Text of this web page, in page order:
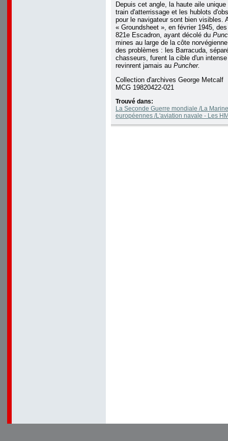
Depuis cet angle, la haute aile
train d'atterrissage et les hublots
pour le navigateur sont bien visibles.
« Groundsheet », en février 1945,
821e Escadron, ayant décolé du
mines au large de la côte
des problèmes : les Barracuda,
chasseurs, furent la cible d'un
revinrent jamais au Puncher.
Collection d'archives George Metcalf
MCG 19820422-021
Trouvé dans:
La Seconde Guerre mondiale /La
européennes /L'aviation navale - Les